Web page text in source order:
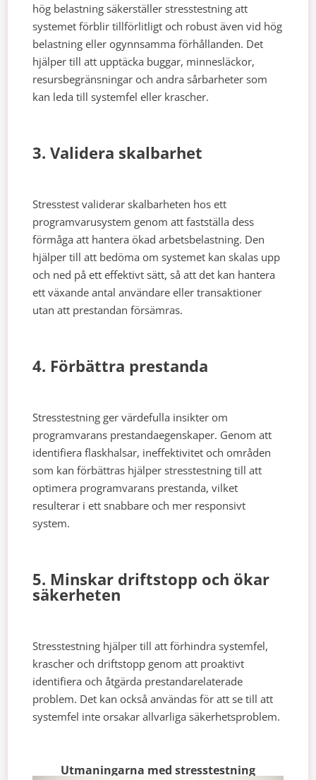
hög belastning säkerställer stresstestning att
systemet förblir tillförlitligt och robust även vid hög
belastning eller ogynnsamma förhållanden. Det
hjälper till att upptäcka buggar, minnesläckor,
resursbegränsningar och andra sårbarheter som
kan leda till systemfel eller krascher.
3. Validera skalbarhet
Stresstest validerar skalbarheten hos ett
programvarusystem genom att fastställa dess
förmåga att hantera ökad arbetsbelastning. Den
hjälper till att bedöma om systemet kan skalas upp
och ned på ett effektivt sätt, så att det kan hantera
ett växande antal användare eller transaktioner
utan att prestandan försämras.
4. Förbättra prestanda
Stresstestning ger värdefulla insikter om
programvarans prestandaegenskaper. Genom att
identifiera flaskhalsar, ineffektivitet och områden
som kan förbättras hjälper stresstestning till att
optimera programvarans prestanda, vilket
resulterar i ett snabbare och mer responsivt
system.
5. Minskar driftstopp och ökar
säkerheten
Stresstestning hjälper till att förhindra systemfel,
krascher och driftstopp genom att proaktivt
identifiera och åtgärda prestandarelaterade
problem. Det kan också användas för att se till att
systemfel inte orsakar allvarliga säkerhetsproblem.
Utmaningarna med stresstestning